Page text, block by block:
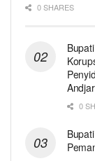
0 SHARES
Andjar
0